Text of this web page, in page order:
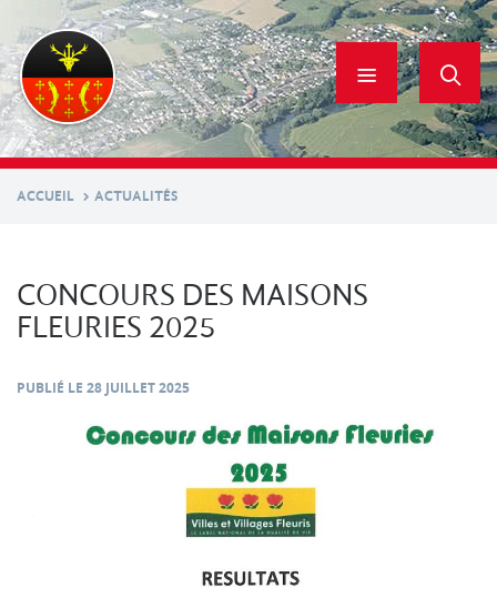
contenu
principal
ACCUEIL ACTUALITÉS
CONCOURS DES MAISONS
FLEURIES 2025
PUBLIÉ LE 28 JUILLET 2025